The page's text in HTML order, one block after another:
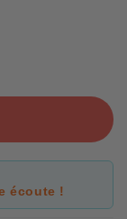
écoute !